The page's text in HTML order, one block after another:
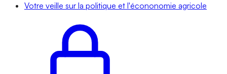
Votre veille sur la politique et l'écononomie agricole